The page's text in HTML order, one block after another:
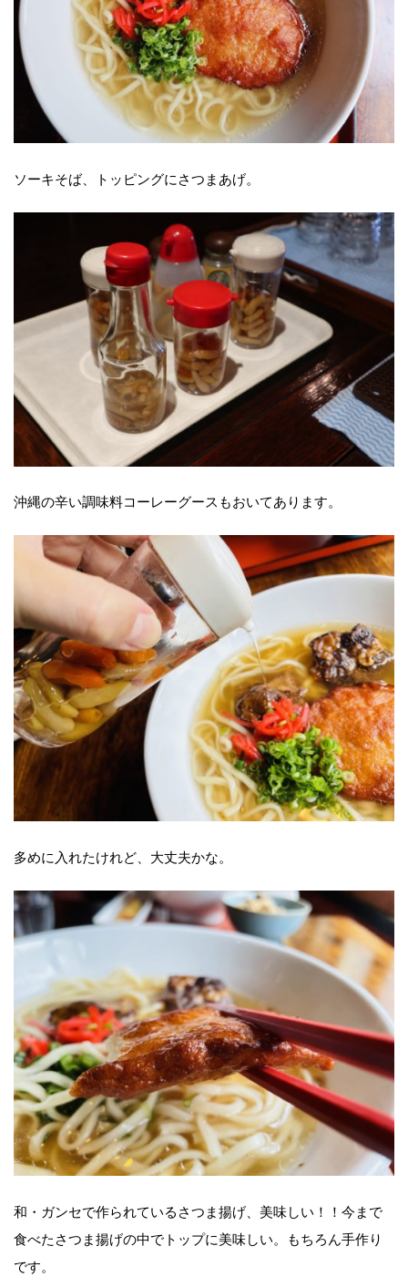
ソーキそば、トッピングにさつまあげ。
沖縄の辛い調味料コーレーグースもおいてあります。
多めに入れたけれど、大丈夫かな。
和・ガンセで作られているさつま揚げ、美味しい！！今まで
食べたさつま揚げの中でトップに美味しい。もちろん手作り
です。